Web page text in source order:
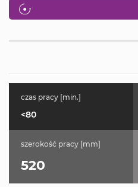
czas pracy [min.]
<80
szerokość pracy [mm]
520